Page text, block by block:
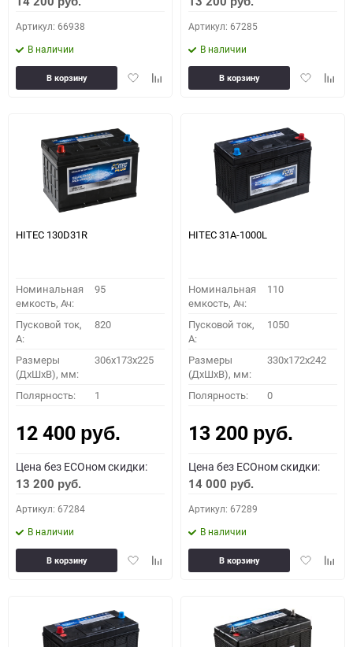
Артикул: 66938
В наличии
ДобавитьДобавить
В корзину
Артикул: 67285
В наличии
Добавить
В корзину
HITEC 130D31R
Номинальная
емкость, Ач:
95
Пусковой ток,
A:
820
Размеры
(ДхШхВ), мм:
306x173x225
Полярность: 1
12 400 руб.
Цена без ECOном скидки:
13 200 руб.
Артикул: 67284
В наличии
ДобавитьДобавить
В корзину
HITEC 31A-1000L
Номинальная
емкость, Ач:
110
Пусковой ток,
A:
1050
Размеры
(ДхШхВ), мм:
330x172x242
Полярность: 0
13 200 руб.
Цена без ECOном скидки:
14 000 руб.
Артикул: 67289
В наличии
Добавить
В корзину